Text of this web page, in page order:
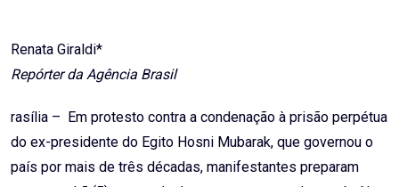
Renata Giraldi*
Repórter da Agência Brasil
rasília – Em protesto contra a condenação à prisão perpétua
do ex-presidente do Egito Hosni Mubarak, que governou o
país por mais de três décadas, manifestantes preparam